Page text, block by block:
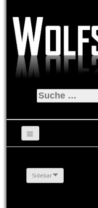
Suche
nach:
Sidebar